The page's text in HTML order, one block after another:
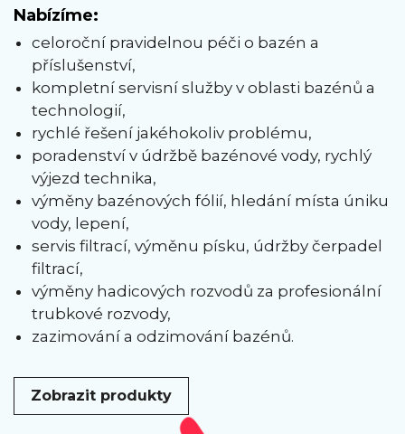
Nabízíme:
celoroční pravidelnou péči o bazén a
příslušenství,
kompletní servisní služby v oblasti bazénů a
technologií,
rychlé řešení jakéhokoliv problému,
poradenství v údržbě bazénové vody, rychlý
výjezd technika,
výměny bazénových fólií, hledání místa úniku
vody, lepení,
servis filtrací, výměnu písku, údržby čerpadel
filtrací,
výměny hadicových rozvodů za profesionální
trubkové rozvody,
zazimování a odzimování bazénů.
Zobrazit produkty